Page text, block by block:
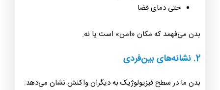
حتی دمای فضا
بدن می‌فهمد که مکان «امن» است یا نه.
2. نشانه‌های بین‌فردی
بدن ما در سطح فیزیولوژیک به دیگران واکنش نشان می‌دهد: